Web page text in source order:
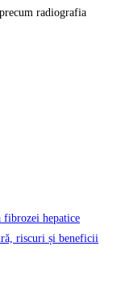
radiografia
fibrozei hepatice
riscuri și beneficii